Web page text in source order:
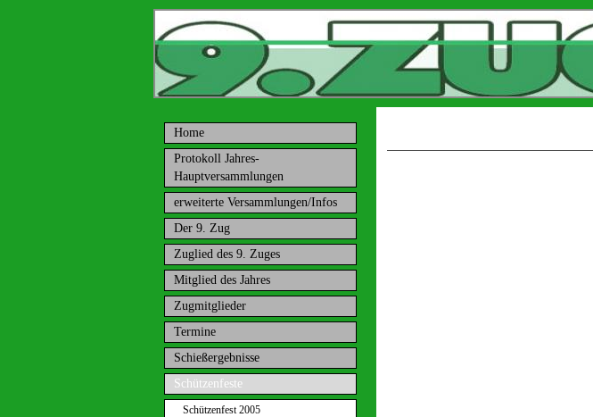
Home
Protokoll Jahres-
Hauptversammlungen
erweiterte Versammlungen/Infos
Der 9. Zug
Zuglied des 9. Zuges
Mitglied des Jahres
Zugmitglieder
Termine
Schießergebnisse
Schützenfeste
Schützenfest 2005